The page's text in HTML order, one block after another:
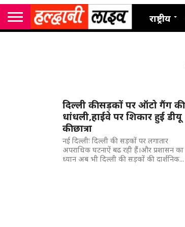
राष्ट्रीय
दिल्ली की सड़कों पर ऑटो गैंग की
धांधली,हाईवे पर शिकार हुई डीयू
की छात्रा
नई दिल्लीः दिल्ली की सड़कों पर लगातार
अपराधिक घटनाऐं बढ रही हैं।और प्रशासन का
ध्यान अब भी दिल्ली की सड़कों की दार्शनिक...